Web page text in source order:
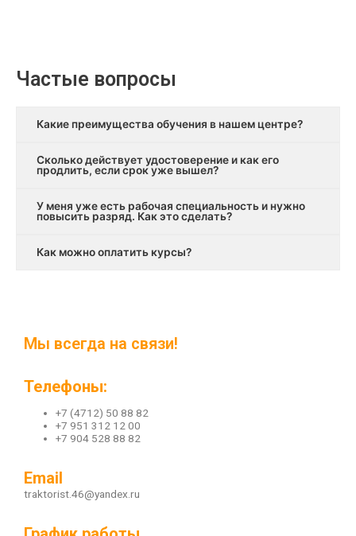
Частые вопросы
Какие преимущества обучения в нашем центре?
Сколько действует удостоверение и как его
продлить, если срок уже вышел?
У меня уже есть рабочая специальность и нужно
повысить разряд. Как это сделать?
Как можно оплатить курсы?
Мы всегда на связи!
Телефоны:
+7 (4712) 50 88 82
+7 951 312 12 00
+7 904 528 88 82
Email
traktorist.46@yandex.ru